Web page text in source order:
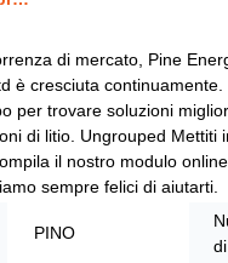
di mercato, Pine
è cresciuta continuamente.
per trovare soluzioni
di litio. Ungrouped Mettiti
il nostro modulo
sempre felici di aiutarti.
PINO